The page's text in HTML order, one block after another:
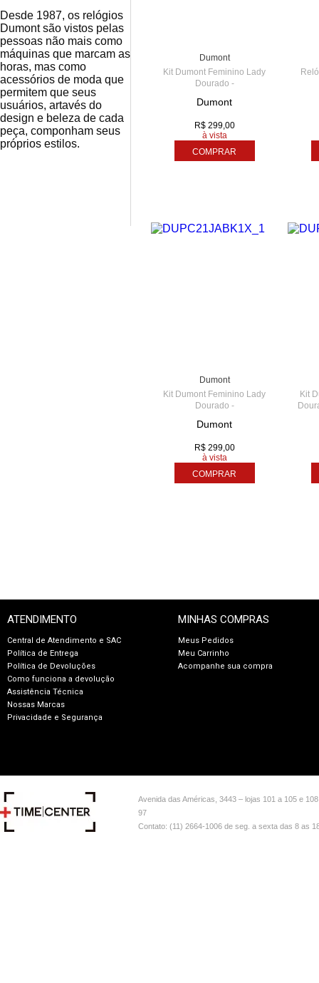
Desde 1987, os relógios
Dumont são vistos pelas
pessoas não mais como
máquinas que marcam as
horas, mas como
acessórios de moda que
permitem que seus
usuários, artavés do
design e beleza de cada
peça, componham seus
próprios estilos.
Dumont
Kit Dumont Feminino Lady
Dourado -
Dumont
R$ 299,00
à vista
COMPRAR
Dumont
Kit Dumont Feminino Lady
Dourado -
Dumont
R$ 299,00
à vista
COMPRAR
Kit
ATENDIMENTO
Central de Atendimento e SAC
Política de Entrega
Política de Devoluções
Como funciona a devolução
Assistência Técnica
Nossas Marcas
Privacidade e Segurança
MINHAS COMPRAS
Meus Pedidos
Meu Carrinho
Acompanhe sua compra
Avenida das Américas, 3443 – lojas 101 a 105 e
97
Contato: (11) 2664-1006 de seg. a sexta das 8 as